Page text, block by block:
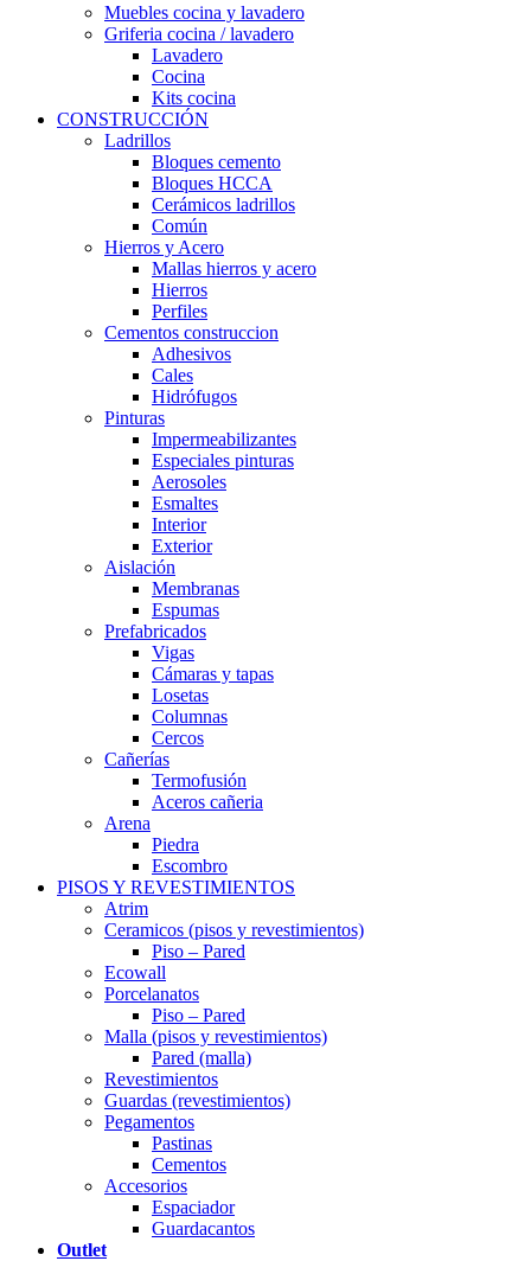
Muebles cocina y lavadero
Griferia cocina / lavadero
Lavadero
Cocina
Kits cocina
CONSTRUCCIÓN
Ladrillos
Bloques cemento
Bloques HCCA
Cerámicos ladrillos
Común
Hierros y Acero
Mallas hierros y acero
Hierros
Perfiles
Cementos construccion
Adhesivos
Cales
Hidrófugos
Pinturas
Impermeabilizantes
Especiales pinturas
Aerosoles
Esmaltes
Interior
Exterior
Aislación
Membranas
Espumas
Prefabricados
Vigas
Cámaras y tapas
Losetas
Columnas
Cercos
Cañerías
Termofusión
Aceros cañeria
Arena
Piedra
Escombro
PISOS Y REVESTIMIENTOS
Atrim
Ceramicos (pisos y revestimientos)
Piso – Pared
Ecowall
Porcelanatos
Piso – Pared
Malla (pisos y revestimientos)
Pared (malla)
Revestimientos
Guardas (revestimientos)
Pegamentos
Pastinas
Cementos
Accesorios
Espaciador
Guardacantos
Outlet